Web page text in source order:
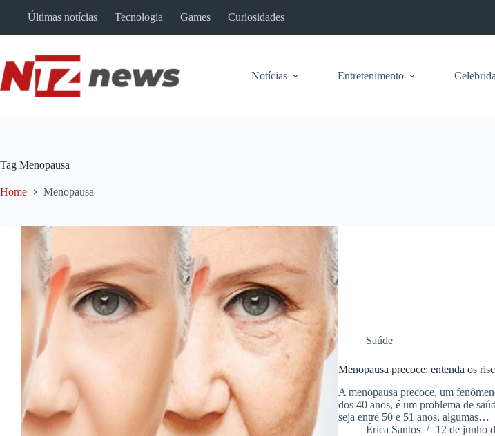
Últimas notícias Tecnologia Games Curiosidades
Notícias Entretenimento
Tag Menopausa
Home Menopausa
Saúde
Menopausa precoce: entenda os
A menopausa precoce, um
dos 40 anos, é um problema de
seja entre 50 e 51 anos, algumas…
Érica Santos
12 de junho